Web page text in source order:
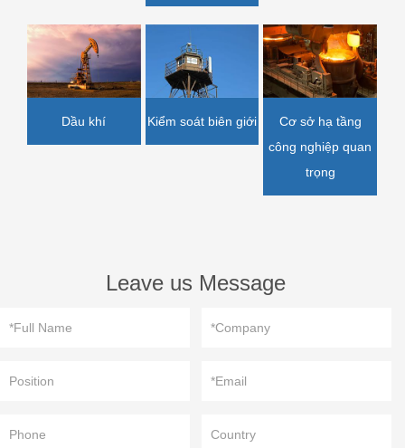
Dầu khí Kiểm soát biên giới
Cơ sở hạ tầng
công nghiệp quan
trọng
Leave us Message